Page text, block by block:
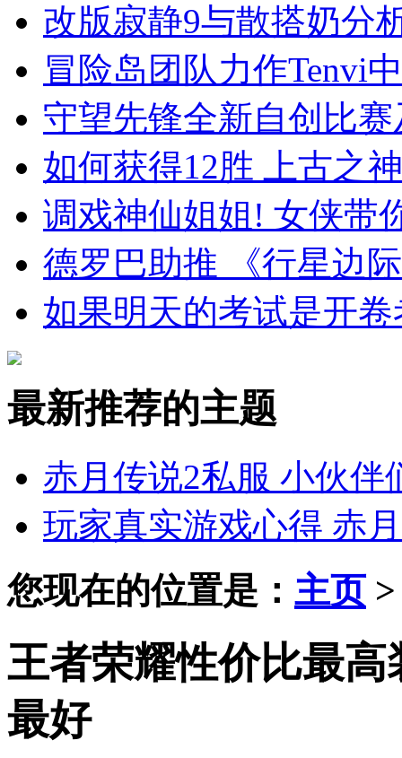
改版寂静9与散搭奶分
冒险岛团队力作Tenvi
守望先锋全新自创比
如何获得12胜 上古之
调戏神仙姐姐! 女侠带
德罗巴助推 《行星边
如果明天的考试是开
最新推荐的主题
赤月传说2私服 小伙伴
玩家真实游戏心得 赤
您现在的位置是： 主页
王者荣耀性价比最
最好